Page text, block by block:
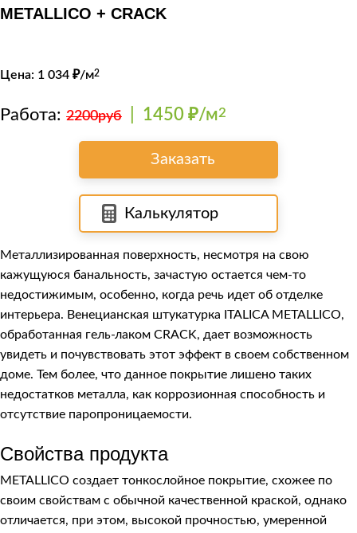
METALLICO + CRACK
Цена: 1 034 ₽/м2
Работа: 2200руб 1450 ₽/м2
Заказать
Калькулятор
Металлизированная поверхность, несмотря на свою
кажущуюся банальность, зачастую остается чем-то
недостижимым, особенно, когда речь идет об отделке
интерьера. Венецианская штукатурка ITALICA METALLICO,
обработанная гель-лаком CRACK, дает возможность
увидеть и почувствовать этот эффект в своем собственном
доме. Тем более, что данное покрытие лишено таких
недостатков металла, как коррозионная способность и
отсутствие паропроницаемости.
Свойства продукта
METALLICO создает тонкослойное покрытие, схожее по
своим свойствам с обычной качественной краской, однако
отличается, при этом, высокой прочностью, умеренной